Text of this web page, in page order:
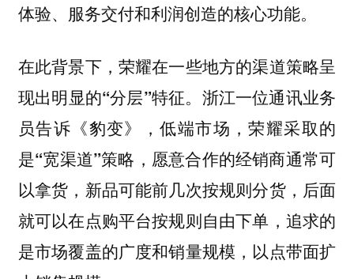
体验、服务交付和利润创造的核心功能。
在此背景下，荣耀在一些地方的渠道策略呈
现出明显的“分层”特征。 浙江一位通讯业务
员告诉《豹变》，低端市场，荣耀采取的
是“宽渠道”策略 ，愿意合作的经销商通常可
以拿货，新品可能前几次按规则分货，后面
就可以在点购平台按规则自由下单，追求的
是市场覆盖的广度和销量规模，以点带面扩